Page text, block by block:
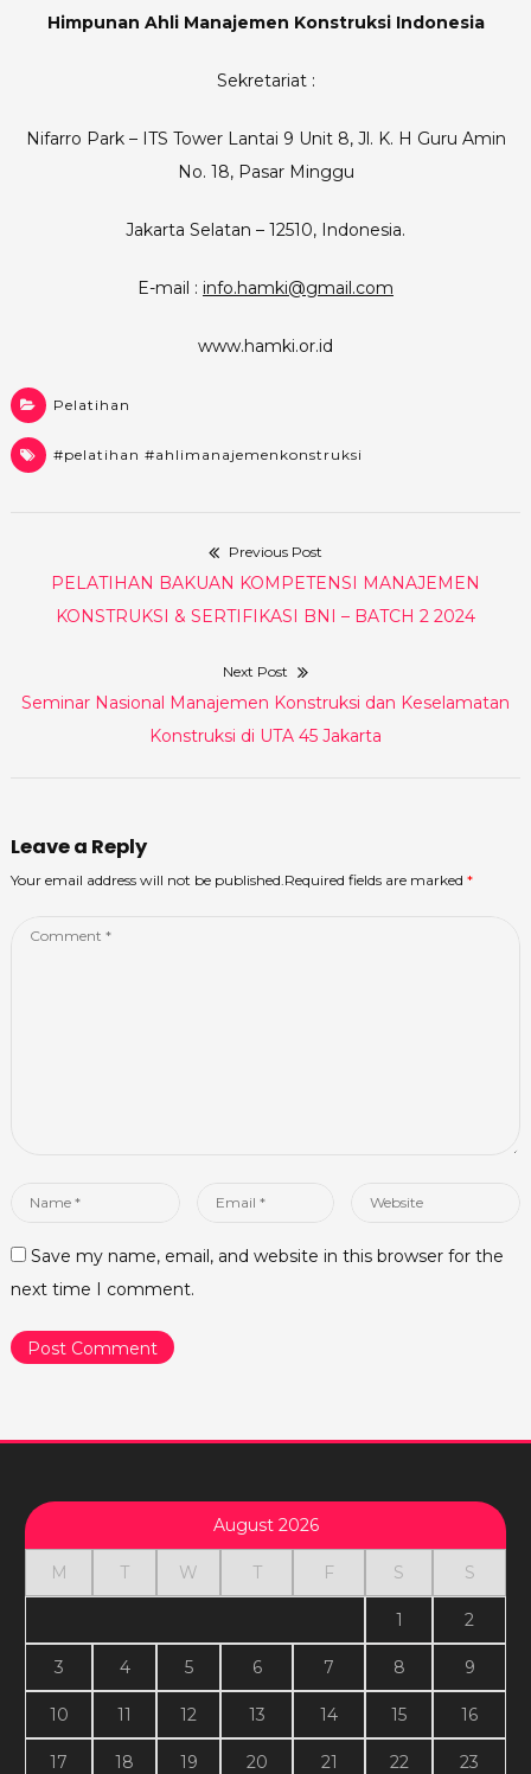
Himpunan Ahli Manajemen KonstruksiIndonesia
Sekretariat :
Nifarro Park – ITS Tower Lantai 9 Unit 8, Jl. K. H Guru Amin
No. 18, Pasar Minggu
Jakarta Selatan – 12510, Indonesia.
E-mail : info.hamki@gmail.com
www.hamki.or.id
Pelatihan
#pelatihan #ahlimanajemenkonstruksi
navigation
Previous Post
Previous
post:
PELATIHAN BAKUAN KOMPETENSI MANAJEMEN
KONSTRUKSI & SERTIFIKASI BNI – BATCH 2 2024
Next Post
Next
Seminar Nasional Manajemen Konstruksi dan Keselamatan
Konstruksi di UTA 45 Jakarta
Leave a Reply
Your email address will not be published.Required fields are marked *
Comment
Name
Email
Website
Save my name, email, and website in this browser for the
next time I comment.
August 2026
M T W T F S S
1 2
3 4 5 6 7 8 9
10 11 12 13 14 15 16
17 18 19 20 21 22 23